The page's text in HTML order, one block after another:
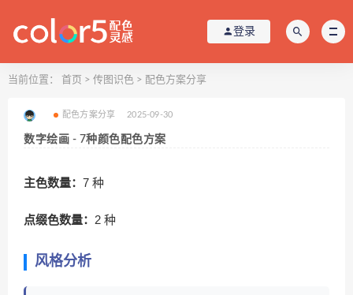
登录
当前位置： 首页 > 传图识色 > 配色方案分享
配色方案分享 2025-09-30
数字绘画 - 7种颜色配色方案
主色数量： 7 种
点缀色数量： 2 种
风格分析